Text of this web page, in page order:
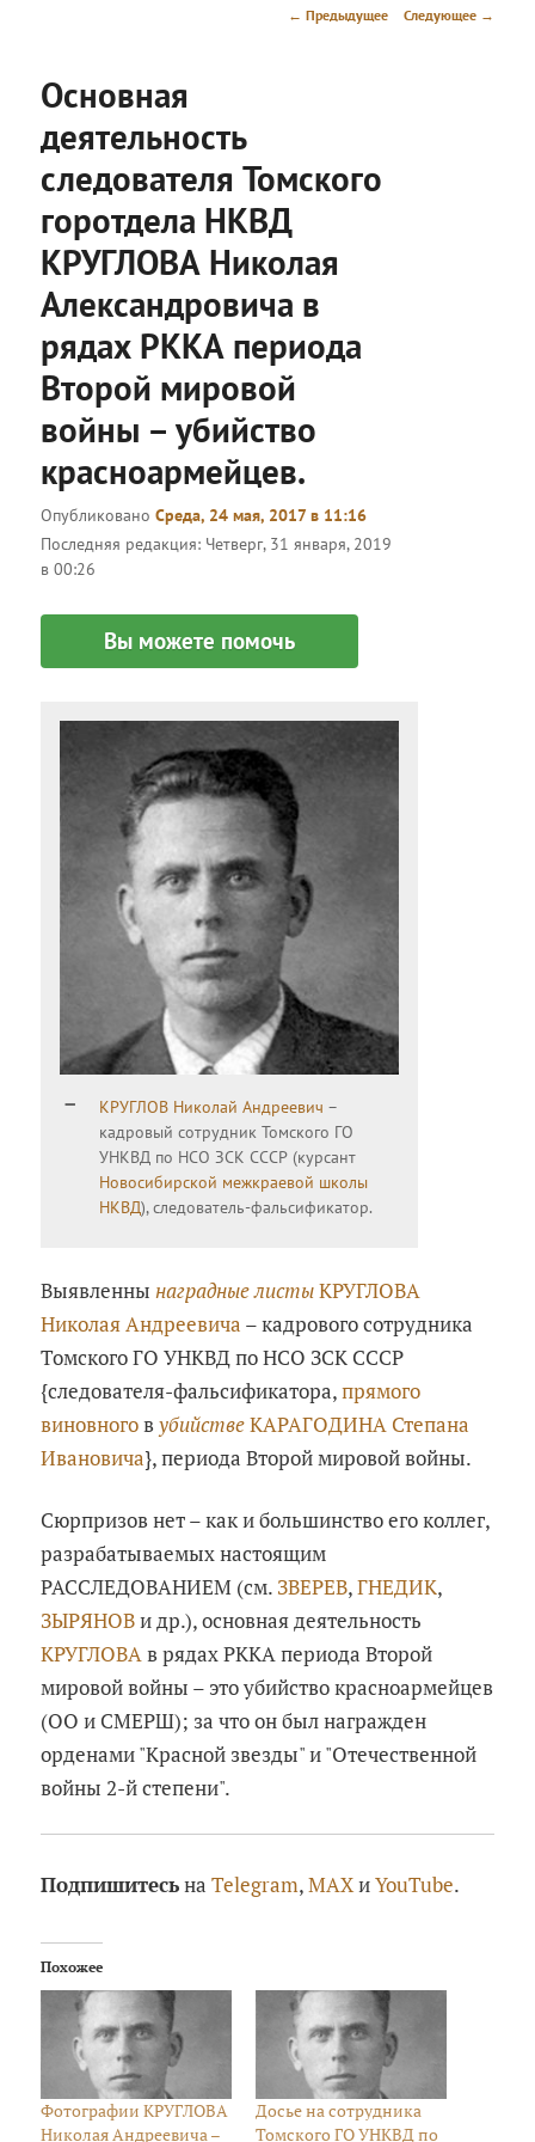
Навигация
← Предыдущее Следующее →
Основная
деятельность
следователя Томского
горотдела НКВД
КРУГЛОВА Николая
Александровича в
рядах РККА периода
Второй мировой
войны – убийство
красноармейцев.
ОпубликованоСреда, 24 мая, 2017 в 11:16
Последняя редакция: Четверг, 31 января, 2019
в 00:26
Вы можете помочь
КРУГЛОВ Николай Андреевич –
кадровый сотрудник Томского ГО
УНКВД по НСО ЗСК СССР (курсант
Новосибирской межкраевой школы
НКВД), следователь-фальсификатор.
Выявленнынаградные листыКРУГЛОВА
Николая Андреевича – кадрового сотрудника
Томского ГО УНКВД по НСО ЗСК СССР
{следователя-фальсификатора,прямого
виновноговубийствеКАРАГОДИНА Степана
Ивановича}, периода Второй мировой войны.
Сюрпризов нет – как и большинство его коллег,
разрабатываемых настоящим
РАССЛЕДОВАНИЕМ (см. ЗВЕРЕВ,ГНЕДИК,
ЗЫРЯНОВи др.), основная деятельность
КРУГЛОВАв рядах РККА периода Второй
мировой войны – это убийство красноармейцев
(ОО и СМЕРШ); за что он был награжден
орденами "Красной звезды" и "Отечественной
войны 2-й степени".
ПодпишитесьнаTelegram,MAXиYouTube.
Похожее
Фотографии КРУГЛОВА
Николая Андреевича –
Досье на сотрудника
Томского ГО УНКВД по